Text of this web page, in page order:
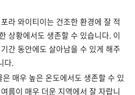
라 와이티이는 건조한 환경에 잘 적
상황에서도 생존할 수 있습니다. 이
간 동안에도 살아남을 수 있게 해주
다.
은 매우 높은 온도에서도 생존할 수 있
름이 매우 더운 지역에서 잘 자랍니